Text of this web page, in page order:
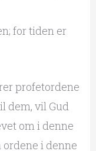
for tiden er
profetordene
dem, vil Gud
om i denne
i denne